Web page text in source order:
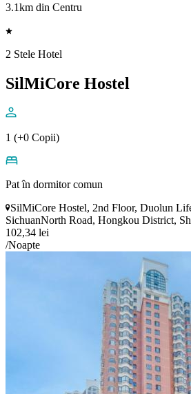
3.1km din Centru
2 Stele Hotel
SilMiCore Hostel
1 (+0 Copii)
Pat în dormitor comun
SilMiCore Hostel, 2nd Floor, Duolun
SichuanNorth Road, Hongkou District,
102,34 lei
/Noapte